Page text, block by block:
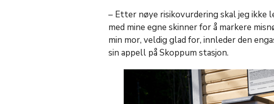
– Etter nøye risikovurdering skal jeg ikke
med mine egne skinner for å markere
min mor, veldig glad for, innleder den
sin appell på Skoppum stasjon.